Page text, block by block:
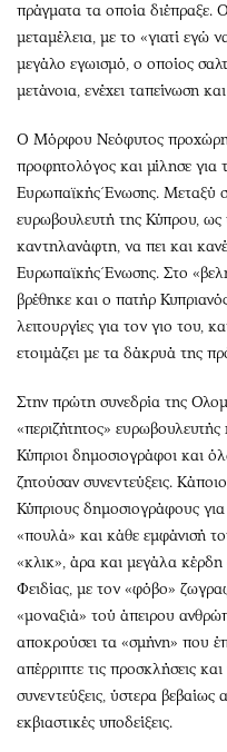
Εικαστικά
Βιβλίο
Χειρόγραφα
πράγματα τα οποία
μεταμέλεια, με το «γιατί εγώ
μεγάλο εγωισμό, ο οποίος
μετάνοια, ενέχει ταπείνωση
Ο Μόρφου Νεόφυτος
προφητολόγος και μίλησε για
Ευρωπαϊκής Ένωσης. Μεταξύ
ευρωβουλευτή της Κύπρου, ως
καντηλανάφτη, να πει και
Ευρωπαϊκής Ένωσης. Στο
βρέθηκε και ο πατήρ
λειτουργίες για τον γιο του,
ετοιμάζει με τα δάκρυά της
Στην πρώτη συνεδρία της
«περιζήτητος»
Κύπριοι δημοσιογράφοι και
ζητούσαν συνεντεύξεις.
Κύπριους δημοσιογράφους
«πουλά» και κάθε εμφάνισή
«κλικ», άρα και μεγάλα
Φειδίας, με τον «φόβο»
«μοναξιά» τού άπειρου
αποκρούσει τα «σμήνη» που
απέρριπτε τις προσκλήσεις
συνεντεύξεις, ύστερα βεβαίως
εκβιαστικές υποδείξεις.